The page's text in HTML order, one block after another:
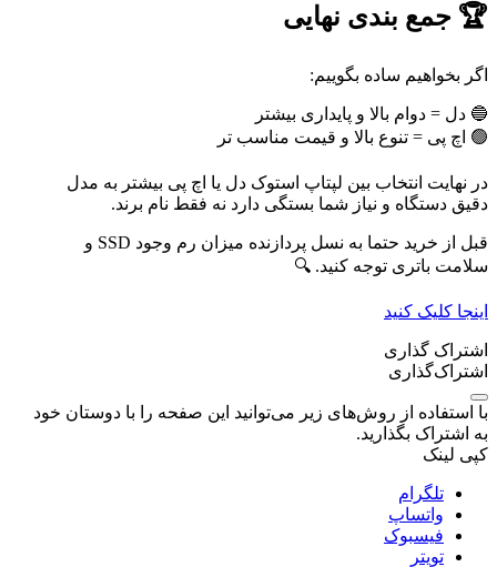
🏆 جمع بندی نهایی
اگر بخواهیم ساده بگوییم:
🔵 دل = دوام بالا و پایداری بیشتر
🟢 اچ پی = تنوع بالا و قیمت مناسب تر
در نهایت انتخاب بین لپتاپ استوک دل یا اچ پی بیشتر به مدل
دقیق دستگاه و نیاز شما بستگی دارد نه فقط نام برند.
قبل از خرید حتما به نسل پردازنده میزان رم وجود SSD و
سلامت باتری توجه کنید. 🔍
اینجا کلیک کنید
اشتراک گذاری
اشتراک‌گذاری
با استفاده از روش‌های زیر می‌توانید این صفحه را با دوستان خود
به اشتراک بگذارید.
کپی لینک
تلگرام
واتساپ
فیسبوک
تویتر